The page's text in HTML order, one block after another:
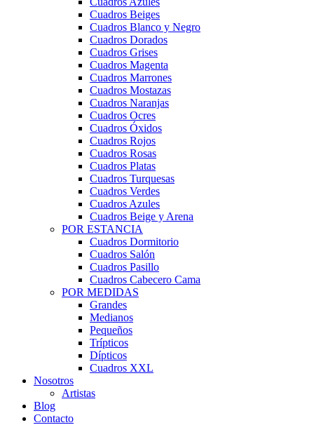
Cuadros Beiges
Cuadros Blanco y Negro
Cuadros Dorados
Cuadros Grises
Cuadros Magenta
Cuadros Marrones
Cuadros Mostazas
Cuadros Naranjas
Cuadros Ocres
Cuadros Óxidos
Cuadros Rojos
Cuadros Rosas
Cuadros Platas
Cuadros Turquesas
Cuadros Verdes
Cuadros Azules
Cuadros Beige y Arena
POR ESTANCIA
Cuadros Dormitorio
Cuadros Salón
Cuadros Pasillo
Cuadros Cabecero Cama
POR MEDIDAS
Grandes
Medianos
Pequeños
Trípticos
Dípticos
Cuadros XXL
Nosotros
Artistas
Blog
Contacto